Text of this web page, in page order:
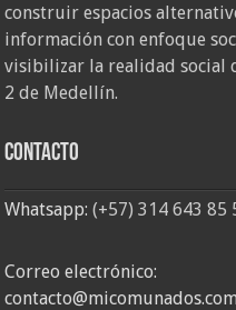
construir espacios
información con enfoque
visibilizar la realidad social
2 de Medellín.
Contacto
Whatsapp:(+57) 314 643 85
Correo electrónico: